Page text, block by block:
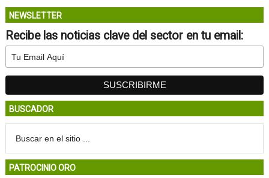
NEWSLETTER
Recibe las noticias clave del sector en tu email:
BUSCADOR
PATROCINIO ORO